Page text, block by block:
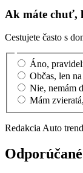
Ak máte chuť,
Cestujete často s
Áno,
Občas, len
Nie, nemám
Mám
Redakcia Auto